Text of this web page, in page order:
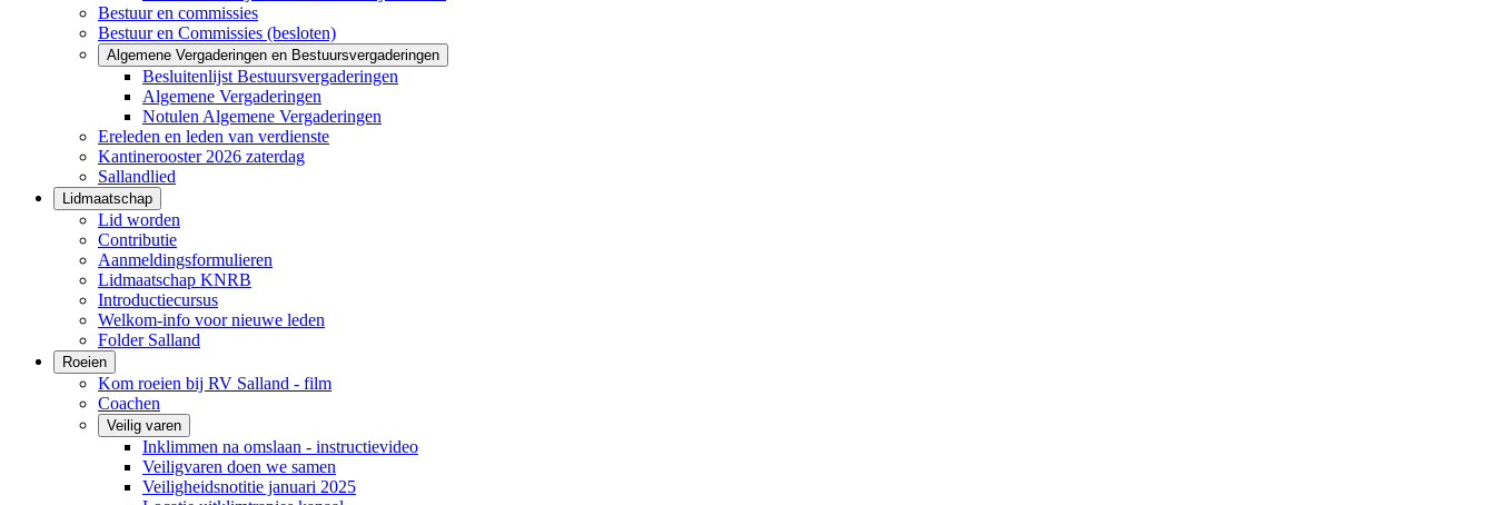
Bestuur en commissies
Bestuur en Commissies (besloten)
Algemene Vergaderingen en Bestuursvergaderingen
Besluitenlijst Bestuursvergaderingen
Algemene Vergaderingen
Notulen Algemene Vergaderingen
Ereleden en leden van verdienste
Kantinerooster 2026 zaterdag
Sallandlied
Lidmaatschap
Lid worden
Contributie
Aanmeldingsformulieren
Lidmaatschap KNRB
Introductiecursus
Welkom-info voor nieuwe leden
Folder Salland
Roeien
Kom roeien bij RV Salland - film
Coachen
Veilig varen
Inklimmen na omslaan - instructievideo
Veiligvaren doen we samen
Veiligheidsnotitie januari 2025